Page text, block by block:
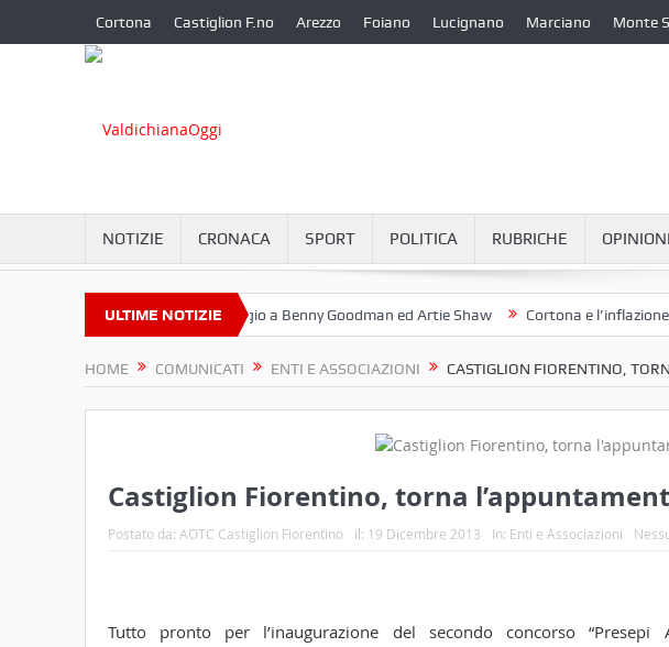
Cortona Castiglion F.no Arezzo Foiano Lucignano Marciano Monte
NOTIZIE CRONACA SPORT POLITICA RUBRICHE OPINIONI
ULTIME NOTIZIE
a Camucia? Omaggio a Benny Goodman ed Artie Shaw Cortona e l’inflazione…
HOME COMUNICATI ENTI E ASSOCIAZIONI CASTIGLION FIORENTINO,
Castiglion Fiorentino, torna
Postato da: AOTC Castiglion Fiorentino il: 19 Dicembre 2013 In: Enti e Associazioni
Tutto pronto per l’inaugurazione del secondo concorso